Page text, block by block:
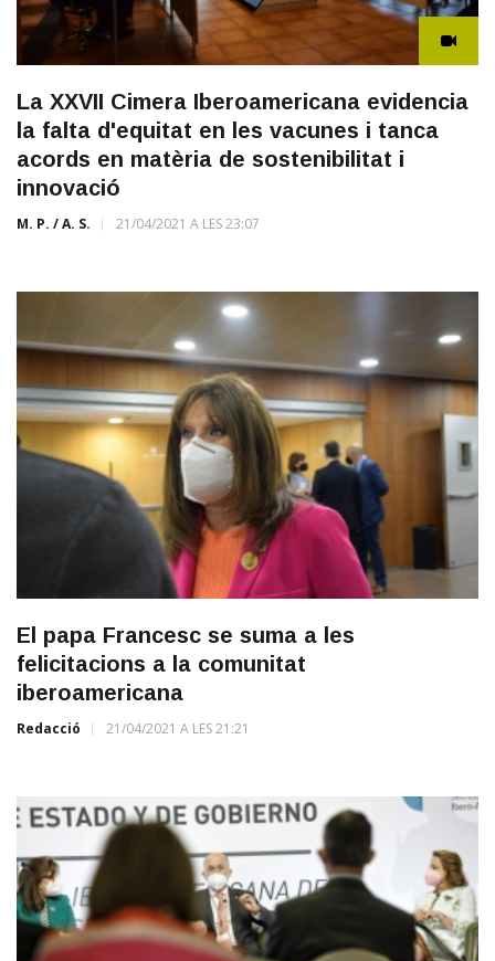
La XXVII Cimera Iberoamericana evidencia
la falta d'equitat en les vacunes i tanca
acords en matèria de sostenibilitat i
innovació
M. P. / A. S. 21/04/2021 A LES 23:07
El papa Francesc se suma a les
felicitacions a la comunitat
iberoamericana
Redacció 21/04/2021 A LES 21:21